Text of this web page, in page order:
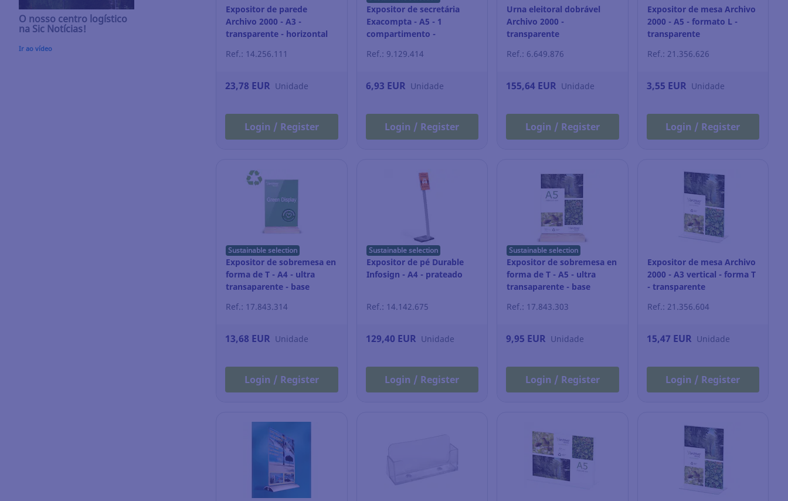
O nosso centro logístico
na Sic Notícias!
Ir ao vídeo
Expositor de parede
Archivo 2000 - A3 -
transparente - horizontal
Ref.: 14.256.111
23,78 EUR Unidade
Login / Register
Expositor de secretária
Exacompta - A5 - 1
compartimento -
Ref.: 9.129.414
6,93 EUR Unidade
Login / Register
Urna eleitoral dobrável
Archivo 2000 -
transparente
Ref.: 6.649.876
155,64 EUR Unidade
Login / Register
Expositor de mesa Archivo
2000 - A5 - formato L -
transparente
Ref.: 21.356.626
3,55 EUR Unidade
Login / Register
Sustainable selection
Expositor de sobremesa en
forma de T - A4 - ultra
transaparente - base
Ref.: 17.843.314
13,68 EUR Unidade
Login / Register
Sustainable selection
Expositor de pé Durable
Infosign - A4 - prateado
Ref.: 14.142.675
129,40 EUR Unidade
Login / Register
Sustainable selection
Expositor de sobremesa en
forma de T - A5 - ultra
transaparente - base
Ref.: 17.843.303
9,95 EUR Unidade
Login / Register
Expositor de mesa Archivo
2000 - A3 vertical - forma T
- transparente
Ref.: 21.356.604
15,47 EUR Unidade
Login / Register